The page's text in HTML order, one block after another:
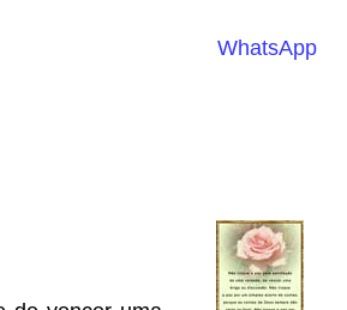
WhatsApp